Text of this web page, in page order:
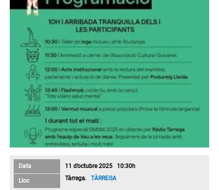
Data 11 d’octubre 2025 10:30h
Lloc Tàrrega.TÀRREGA